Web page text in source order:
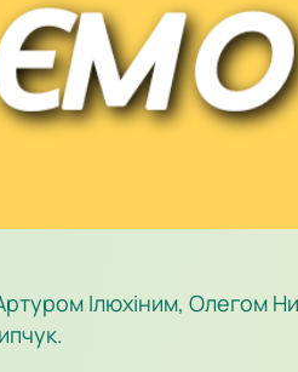
Ілюхіним, Олегом